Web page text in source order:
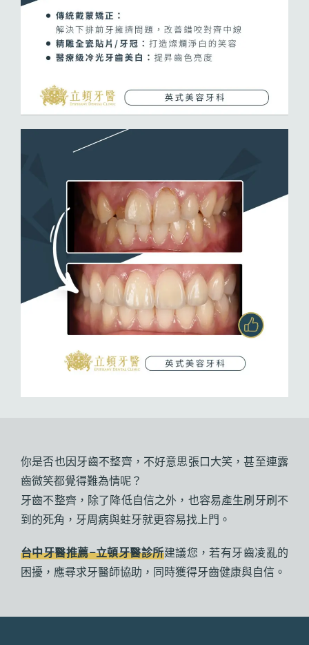
你是否也因牙齒不整齊，不好意思張口大笑，甚至連露
齒微笑都覺得難為情呢？
牙齒不整齊，除了降低自信之外，也容易產生刷牙刷不
到的死角，牙周病與蛀牙就更容易找上門。
台中牙醫推薦–立頓牙醫診所建議您，若有牙齒凌亂的
困擾，應尋求牙醫師協助，同時獲得牙齒健康與自信。